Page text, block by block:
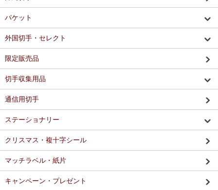
パケット
外国切手・セレクト
限定販売品
切手収集用品
通信用切手
ステーショナリー
クリスマス・複十字シール
マッチラベル・紙片
キャンペーン・プレゼント